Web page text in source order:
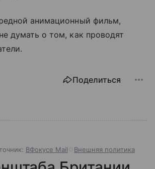
анимационный фильм,
думать о том, как проводят
Поделиться
ВФокусе Mail Внешняя политика